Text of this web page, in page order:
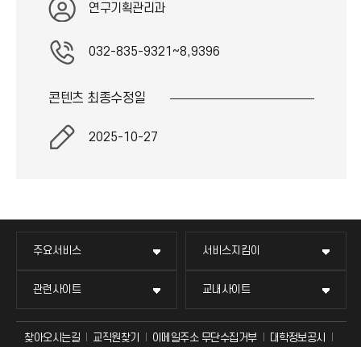
연구기획관리과
032-835-9321~8,9396
콘텐츠 최종수정일
2025-10-27
주요서비스 서비스지킴이
관련사이트 교내사이트
찾아오시는길 교직원찾기 이메일주소 무단수집거부 대학정보공시